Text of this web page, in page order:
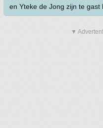
en Yteke de Jong zijn te gast
▼